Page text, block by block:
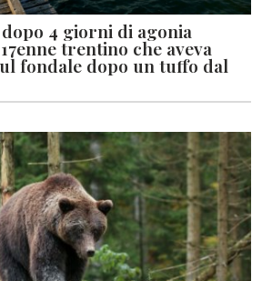
4 giorni di agonia
trentino che aveva
fondale dopo un tuffo dal